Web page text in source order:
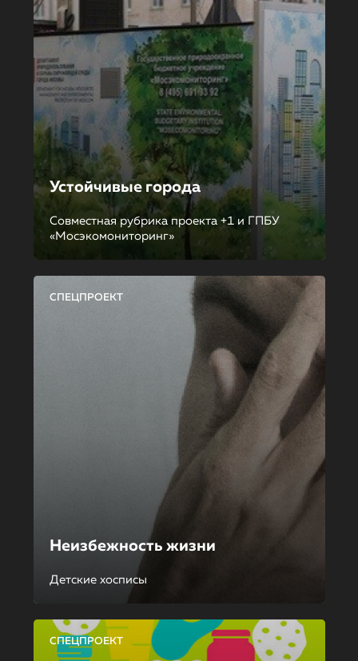
Устойчивые города
Совместная рубрика проекта +1 и ГПБУ
«Мосэкомониторинг»
СПЕЦПРОЕКТ
Неизбежность жизни
Детские хосписы
СПЕЦПРОЕКТ